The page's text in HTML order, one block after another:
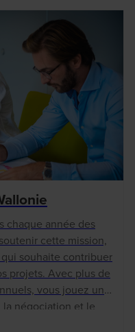
chaque année des
cette mission,
souhaite contribuer
projets. Avec plus de
vous jouez un
négociation et le
en permanence à